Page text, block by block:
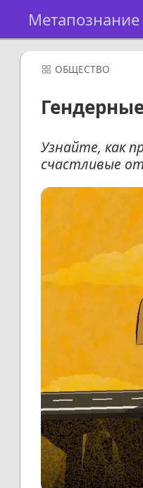
Метапознание
ОБЩЕСТВО
Узнайте, как
счастливые